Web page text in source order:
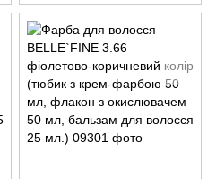
окислювачем 50 мл, бальзам
для волосся 25 мл.)